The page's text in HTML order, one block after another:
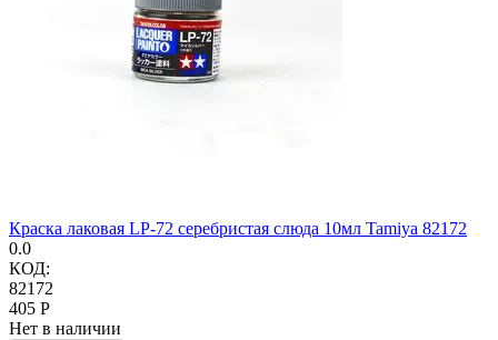
Краска лаковая LP-72 серебристая слюда 10мл Tamiya 82172
0.0
КОД:
82172
‍405‍ Р
Нет в наличии